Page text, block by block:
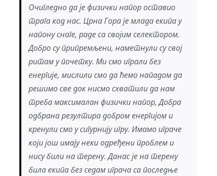
Очигледно да је физички напор оставио
трага код нас. Црна Гора је млада екипа у
напону снаге, раде са својим селектором.
Добро су припремљени, наметнули су свој
ритам у почетку. Ми смо играли без
енергије, мислили смо да ћемо нападом да
решимо све док нисмо схватили да нам
треба максималан физички напор, Добра
одбрана резултира добром енергијом и
кренули смо у сигурнију игру. Имамо играче
који још имају неки одређени проблем и
нису били на терену. Данас је на терену
била екипа без седам играча са последње